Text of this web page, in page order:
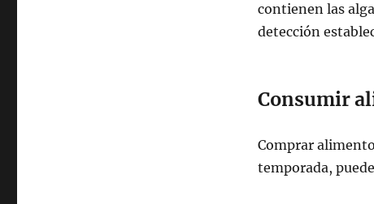
contienen las
detección
Consumir
Comprar
temporada,